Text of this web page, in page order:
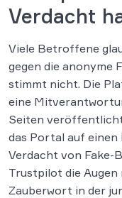
Verdacht
Viele Betroffene
gegen die anonyme
stimmt nicht. Die
eine
Seiten
das Portal auf
Verdacht von Fake-
Trustpilot die
Zauberwort in der